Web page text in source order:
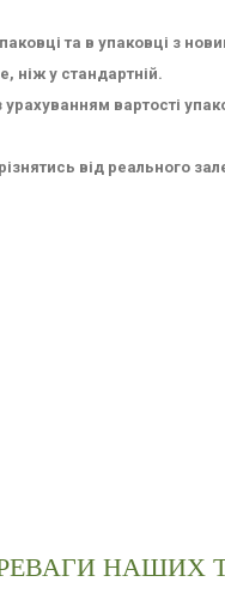
та в упаковці з
ніж у стандартній.
урахуванням вартості
від реального
НАШИХ